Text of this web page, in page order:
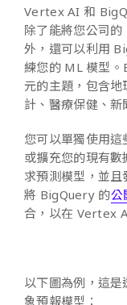
Vertex AI 和
除了能將您公司
外，還可以利用
練您的 ML 模型
元的主題，包含
計、醫療保健、新
您可以單獨使用
或擴充您的現有
求預測模型，並
將 BigQuery 的公
合，以在 Vertex
以下圖為例，這
象預報模型：